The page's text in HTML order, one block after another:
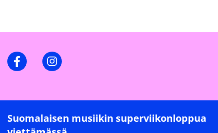
FacebookInstagram
Suomalaisen musiikin superviikonloppua